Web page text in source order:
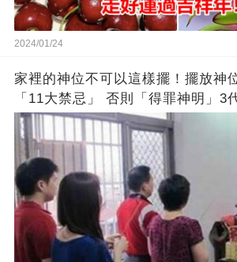
2024/01/24
家裡的神位不可以這樣擺！擺放神
「11大禁忌」 否則「得罪神明」3